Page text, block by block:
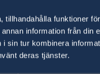
tillhandahålla funktioner för
information från din
sin tur kombinera
deras tjänster.